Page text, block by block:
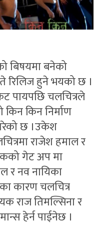
बिषयमा बनेको
रिलिज हुने भयको छ ।
पायपछि चलचित्रले
किन निर्माण
छ ।उकेश
राजेश हमाल र
गेट अप मा
र नव नायिका
कारण चलचित्र
राज तिमल्सिना र
हेर्न पाईनेछ ।